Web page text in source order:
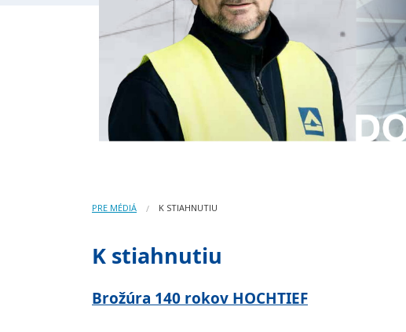
PRE MÉDIÁ K STIAHNUTIU
K stiahnutiu
Brožúra 140 rokov HOCHTIEF